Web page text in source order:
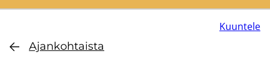
Ajan­koh­tais­ta
Kuuntele